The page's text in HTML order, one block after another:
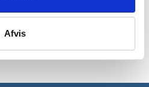
Afvis
Den er derfor ideel at tage
turen.
folk under 198 cm.